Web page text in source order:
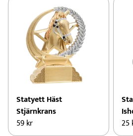
Statyett Häst
Stjärnkrans
59kr
25